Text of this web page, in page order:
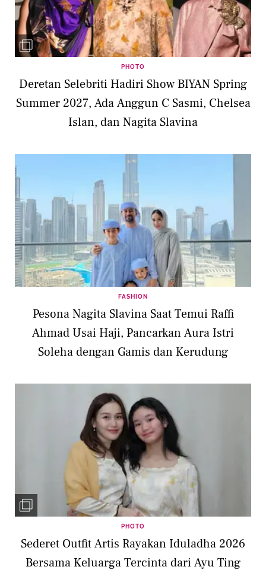
PHOTO
Deretan Selebriti Hadiri Show BIYAN Spring
Summer 2027, Ada Anggun C Sasmi, Chelsea
Islan, dan Nagita Slavina
FASHION
Pesona Nagita Slavina Saat Temui Raffi
Ahmad Usai Haji, Pancarkan Aura Istri
Soleha dengan Gamis dan Kerudung
PHOTO
Sederet Outfit Artis Rayakan Iduladha 2026
Bersama Keluarga Tercinta dari Ayu Ting